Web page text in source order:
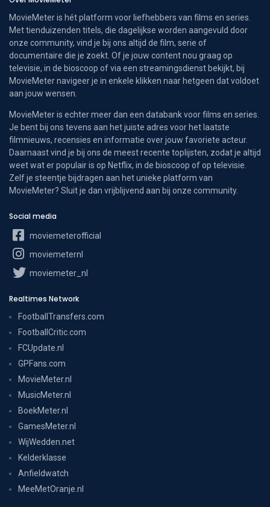
MovieMeter is hét platform voor liefhebbers van films en series.
Met tienduizenden titels, die dagelijkse worden aangevuld door
onze community, vind je bij ons altijd de film, serie of
documentaire die je zoekt. Of je jouw content nou graag op
televisie, in de bioscoop of via een streamingsdienst bekijkt, bij
MovieMeter navigeer je in enkele klikken naar hetgeen dat voldoet
aan jouw wensen.
MovieMeter is echter meer dan een databank voor films en series.
Je bent bij ons tevens aan het juiste adres voor het laatste
filmnieuws, recensies en informatie over jouw favoriete acteur.
Daarnaast vind je bij ons de meest recente toplijsten, zodat je altijd
weet wat er populair is op Netflix, in de bioscoop of op televisie.
Zelf je steentje bijdragen aan het unieke platform van
MovieMeter? Sluit je dan vrijblijvend aan bij onze community.
Social media
moviemeterofficial
moviemeternl
moviemeter_nl
Realtimes Network
FootballTransfers.com
FootballCritic.com
FCUpdate.nl
GPFans.com
MovieMeter.nl
MusicMeter.nl
BoekMeter.nl
GamesMeter.nl
WijWedden.net
Kelderklasse
Anfieldwatch
MeeMetOranje.nl